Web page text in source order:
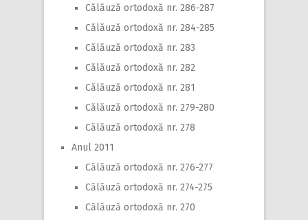
Călăuză ortodoxă nr. 286-287
Călăuză ortodoxă nr. 284-285
Călăuză ortodoxă nr. 283
Călăuză ortodoxă nr. 282
Călăuză ortodoxă nr. 281
Călăuză ortodoxă nr. 279-280
Călăuză ortodoxă nr. 278
Anul 2011
Călăuză ortodoxă nr. 276-277
Călăuză ortodoxă nr. 274-275
Călăuză ortodoxă nr. 270